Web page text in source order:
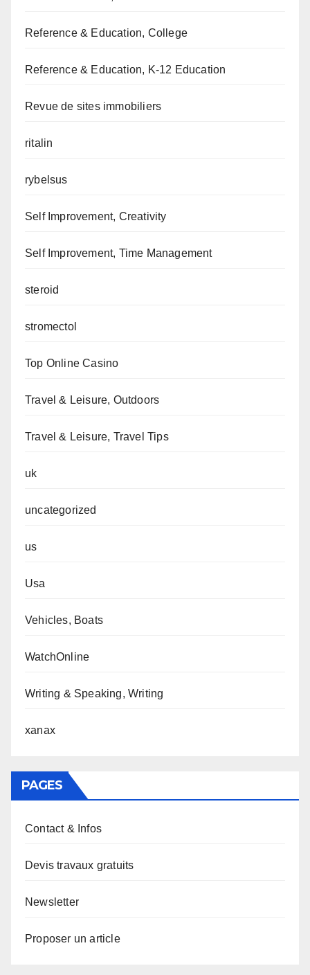
Reference & Education, College
Reference & Education, K-12 Education
Revue de sites immobiliers
ritalin
rybelsus
Self Improvement, Creativity
Self Improvement, Time Management
steroid
stromectol
Top Online Casino
Travel & Leisure, Outdoors
Travel & Leisure, Travel Tips
uk
uncategorized
us
Usa
Vehicles, Boats
WatchOnline
Writing & Speaking, Writing
xanax
PAGES
Contact & Infos
Devis travaux gratuits
Newsletter
Proposer un article